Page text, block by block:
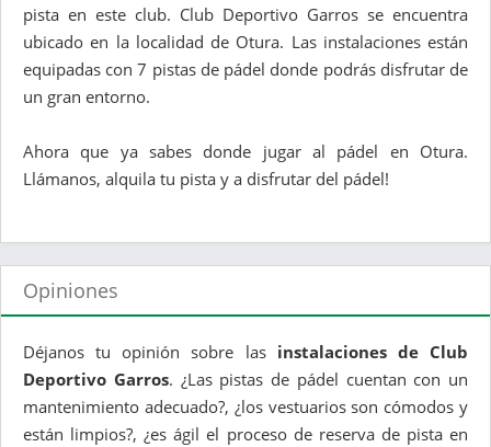
pista en este club. Club Deportivo Garros se encuentra
ubicado en la localidad de Otura. Las instalaciones están
equipadas con 7 pistas de pádel donde podrás disfrutar de
un gran entorno.
Ahora que ya sabes donde jugar al pádel en Otura.
Llámanos, alquila tu pista y a disfrutar del pádel!
Opiniones
Déjanos tu opinión sobre las instalaciones de Club
Deportivo Garros. ¿Las pistas de pádel cuentan con un
mantenimiento adecuado?, ¿los vestuarios son cómodos y
están limpios?, ¿es ágil el proceso de reserva de pista en